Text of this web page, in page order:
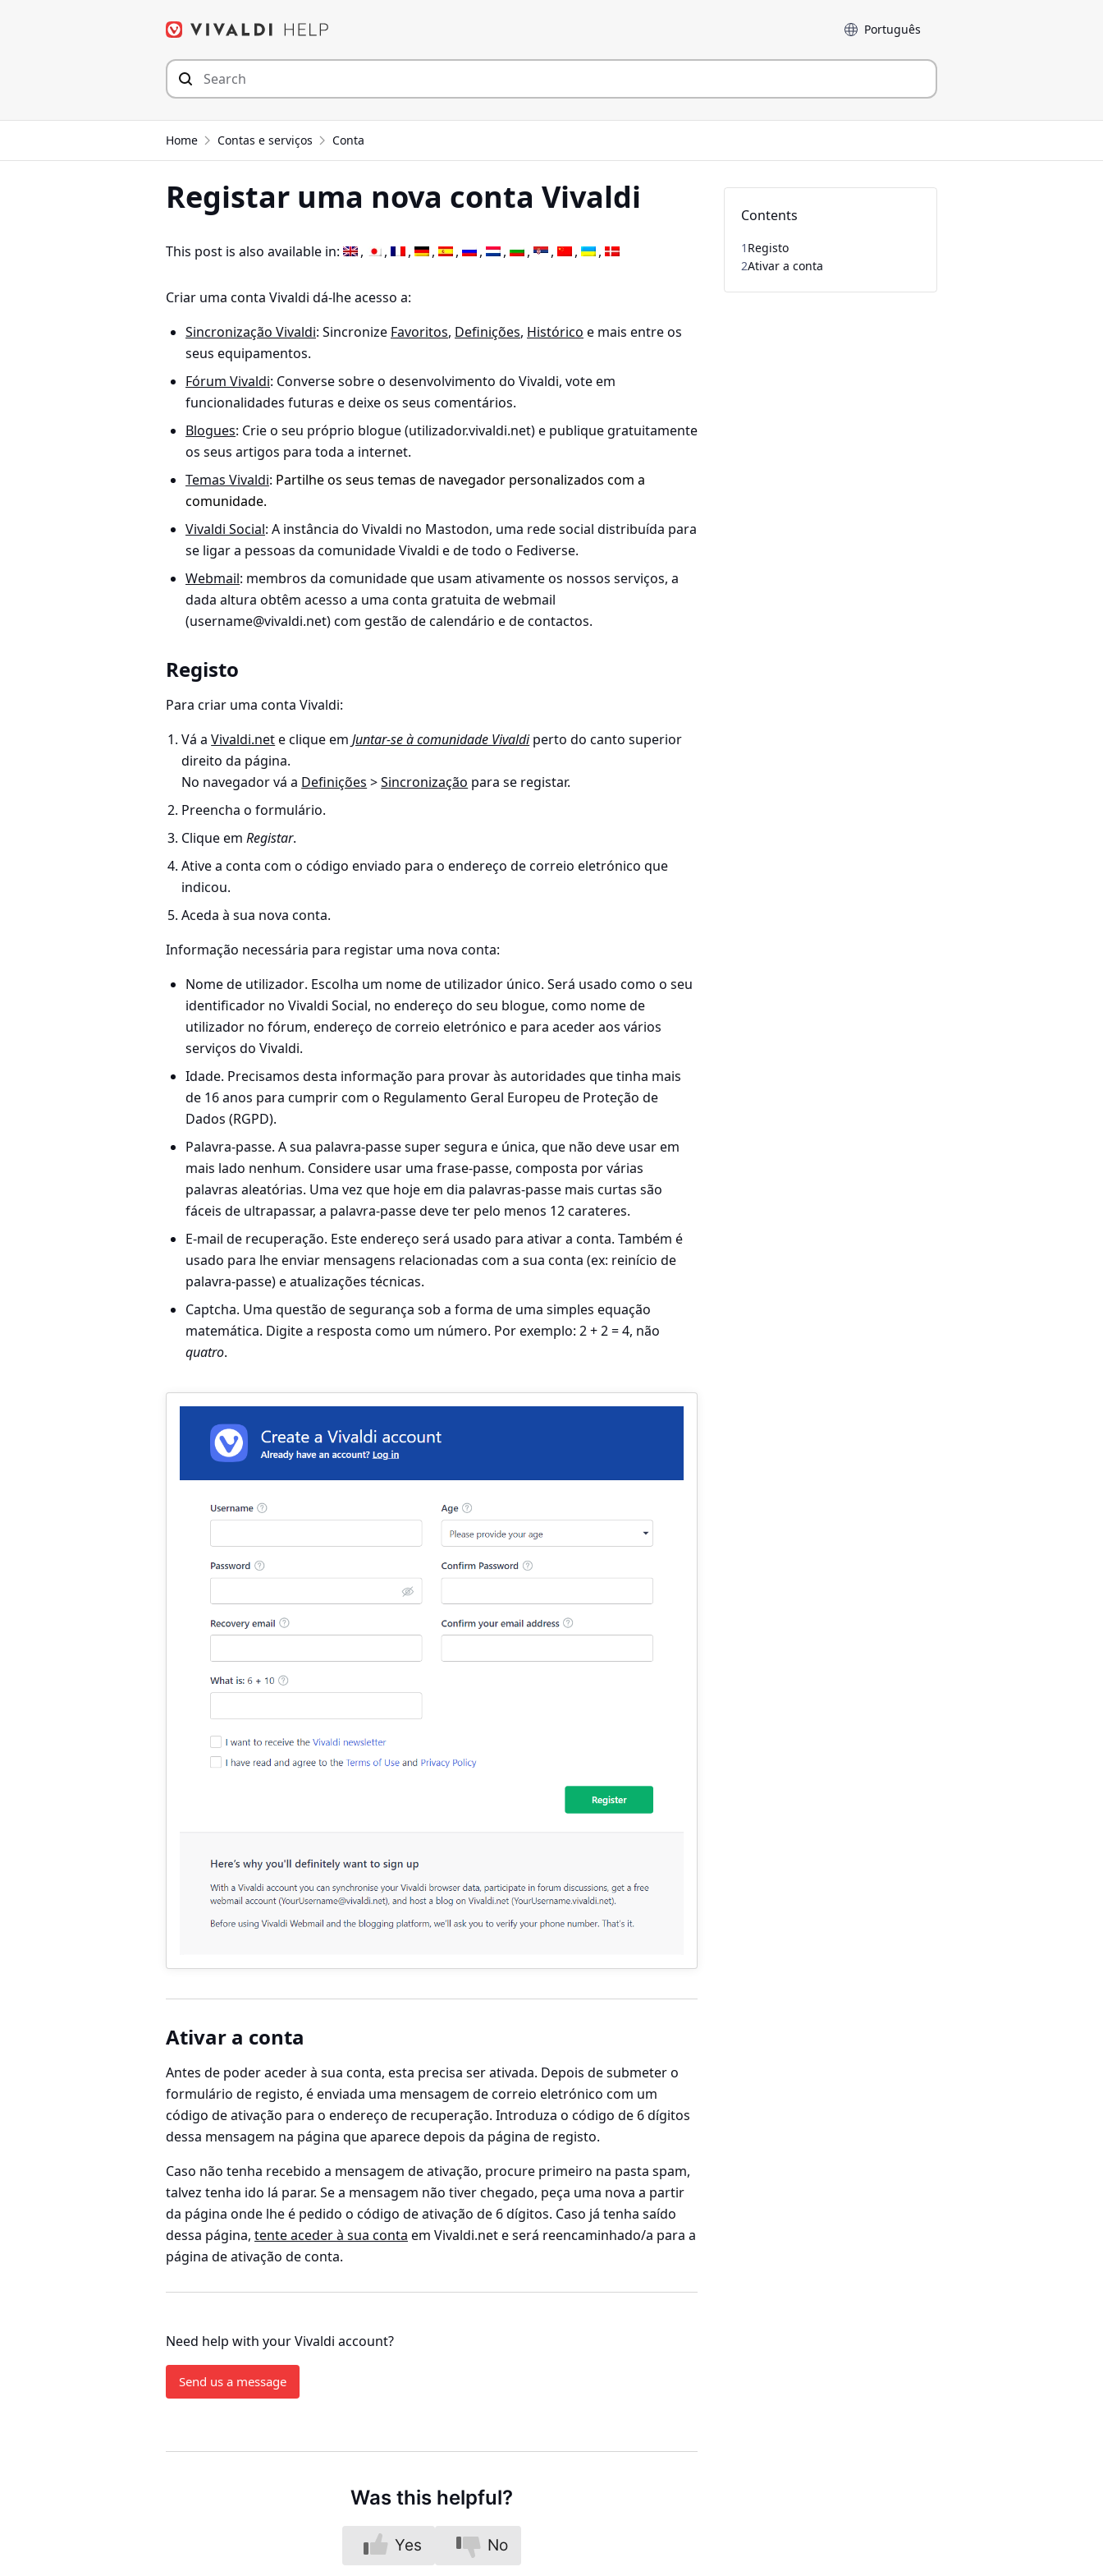
Idioma
Home Contas e serviços Conta
Registar uma nova conta Vivaldi
This post is also available in:
Criar uma conta Vivaldi dá-lhe acesso a:
Sincronização Vivaldi: Sincronize Favoritos, Definições, Histórico e mais entre os
seus equipamentos.
Fórum Vivaldi: Converse sobre o desenvolvimento do Vivaldi, vote em
funcionalidades futuras e deixe os seus comentários.
Blogues: Crie o seu próprio blogue (utilizador.vivaldi.net) e publique gratuitamente
os seus artigos para toda a internet.
Temas Vivaldi: Partilhe os seus temas de navegador personalizados com a
comunidade.
Vivaldi Social: A instância do Vivaldi no Mastodon, uma rede social distribuída para
se ligar a pessoas da comunidade Vivaldi e de todo o Fediverse.
Webmail: membros da comunidade que usam ativamente os nossos serviços, a
dada altura obtêm acesso a uma conta gratuita de webmail
(username@vivaldi.net) com gestão de calendário e de contactos.
Registo
Para criar uma conta Vivaldi:
Vá aVivaldi.nete clique emJuntar-se à comunidade Vivaldiperto do canto superior
direito da página.
No navegador vá a Definições >Sincronização para se registar.
Preencha o formulário.
Clique emRegistar.
Ative a conta com o código enviado para o endereço de correio eletrónico que
indicou.
Aceda à sua nova conta.
Informação necessária para registar uma nova conta:
Nome de utilizador. Escolha um nome de utilizador único. Será usado como o seu
identificador no Vivaldi Social, no endereço do seu blogue, como nome de
utilizador no fórum, endereço de correio eletrónico e para aceder aos vários
serviços do Vivaldi.
Idade. Precisamos desta informação para provar às autoridades que tinha mais
de 16 anos para cumprir com o Regulamento Geral Europeu de Proteção de
Dados (RGPD).
Palavra-passe. A sua palavra-passe super segura e única, que não deve usar em
mais lado nenhum. Considere usar uma frase-passe, composta por várias
palavras aleatórias. Uma vez que hoje em dia palavras-passe mais curtas são
fáceis de ultrapassar, a palavra-passe deve ter pelo menos 12 carateres.
E-mail de recuperação. Este endereço será usado para ativar a conta. Também é
usado para lhe enviar mensagens relacionadas com a sua conta (ex: reinício de
palavra-passe) e atualizações técnicas.
Captcha. Uma questão de segurança sob a forma de uma simples equação
matemática. Digite a resposta como um número. Por exemplo: 2 + 2 = 4, não
quatro.
Ativar a conta
Antes de poder aceder à sua conta, esta precisa ser ativada. Depois de submeter o
formulário de registo, é enviada uma mensagem de correio eletrónico com um
código de ativação para o endereço de recuperação. Introduza o código de 6 dígitos
dessa mensagem na página que aparece depois da página de registo.
Caso não tenha recebido a mensagem de ativação, procure primeiro na pasta spam,
talvez tenha ido lá parar. Se a mensagem não tiver chegado, peça uma nova a partir
da página onde lhe é pedido o código de ativação de 6 dígitos. Caso já tenha saído
dessa página, tente aceder à sua conta em Vivaldi.net e será reencaminhado/a para a
página de ativação de conta.
Need help with your Vivaldi account?
Send us a message
Was this helpful?
Yes No
Contents
1 Registo
2Ativar a conta